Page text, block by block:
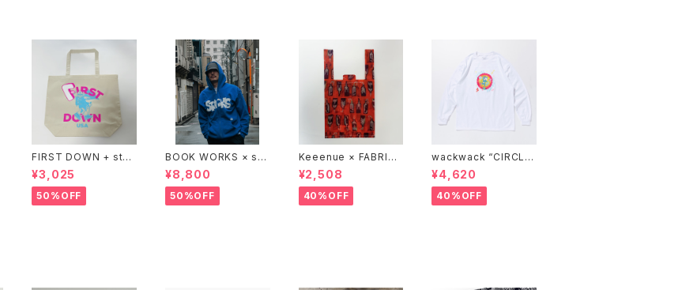
FIRST DOWN + stac
ks bookstore BIG T
OTE
¥3,025
50%OFF
BOOK WORKS × sta
cks bookstore "Jim
bocho Beat Library
zip up hood"
¥8,800
50%OFF
Keeenue × FABRICK
®︎ "COMPACT SHOP
PING BAG" stacks E
xclusive model
¥2,508
40%OFF
wackwack “CIRCLE
OF FRIENDS” L/S TE
E
¥4,620
40%OFF